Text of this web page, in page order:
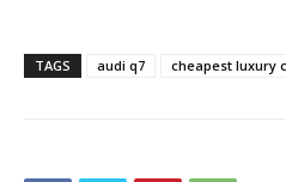
TAGS audi q7 cheapest luxury